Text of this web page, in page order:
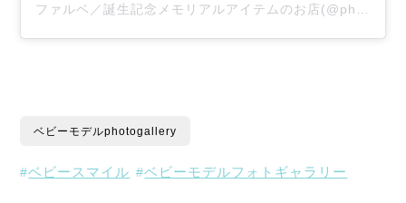
ファルベ／誕生記念メモリアルアイテムのお店(@photoclock_farbe)がシェアした投稿
ベビーモデルphotogallery
ベビースマイル ベビーモデルフォトギャラリー